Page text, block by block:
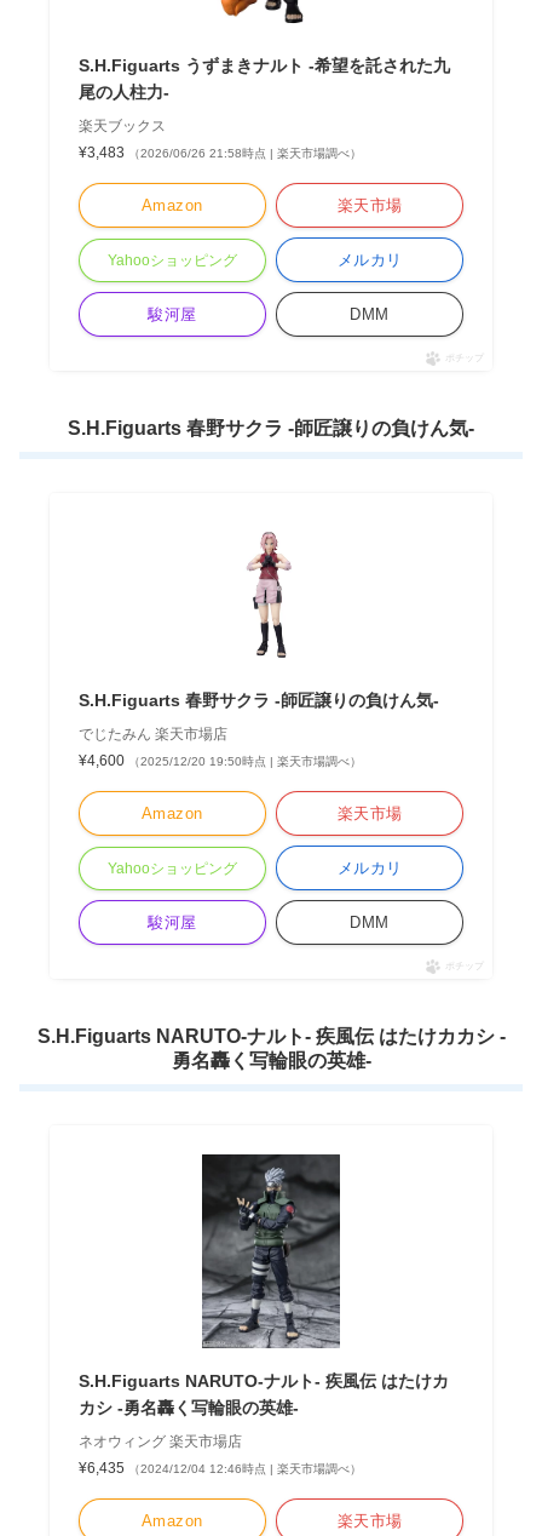
S.H.Figuarts うずまきナルト -希望を託された九
尾の人柱力-
楽天ブックス
¥3,483
（2026/06/26 21:58時点 | 楽天市場調べ）
Amazon 楽天市場
Yahooショッピング メルカリ
駿河屋 DMM
ポチップ
S.H.Figuarts 春野サクラ -師匠譲りの負けん気-
S.H.Figuarts 春野サクラ -師匠譲りの負けん気-
でじたみん 楽天市場店
¥4,600
（2025/12/20 19:50時点 | 楽天市場調べ）
Amazon 楽天市場
Yahooショッピング メルカリ
駿河屋 DMM
ポチップ
S.H.Figuarts NARUTO-ナルト- 疾風伝 はたけカカシ -
勇名轟く写輪眼の英雄-
S.H.Figuarts NARUTO-ナルト- 疾風伝 はたけカ
カシ -勇名轟く写輪眼の英雄-
ネオウィング 楽天市場店
¥6,435
（2024/12/04 12:46時点 | 楽天市場調べ）
Amazon 楽天市場